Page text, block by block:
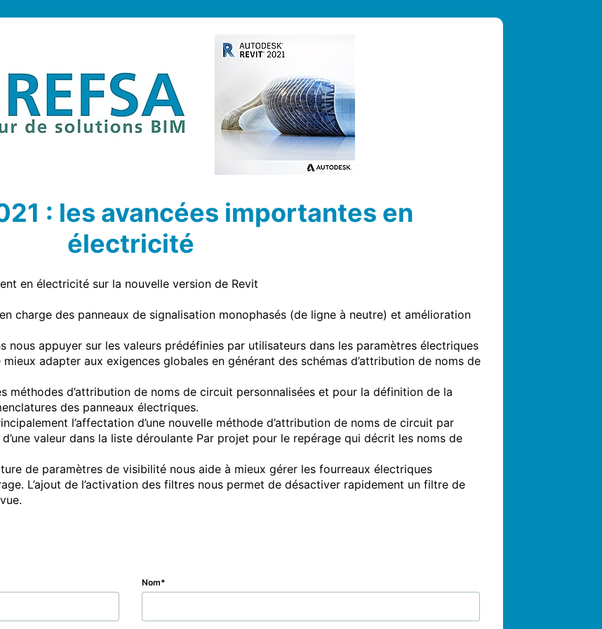
: les avancées importantes en
électricité
en électricité sur la nouvelle version de Revit
charge des panneaux de signalisation monophasés (de ligne à neutre) et amélioration
nous appuyer sur les valeurs prédéfinies par utilisateurs dans les paramètres électriques
adapter aux exigences globales en générant des schémas d’attribution de noms de
méthodes d’attribution de noms de circuit personnalisées et pour la définition de la
des panneaux électriques.
l’affectation d’une nouvelle méthode d’attribution de noms de circuit par
valeur dans la liste déroulante Par projet pour le repérage qui décrit les noms de
de paramètres de visibilité nous aide à mieux gérer les fourreaux électriques
L’ajout de l’activation des filtres nous permet de désactiver rapidement un filtre de
Nom